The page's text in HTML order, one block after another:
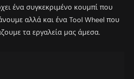
ένα συγκεκριμένο κουμπί που
αλλά και ένα Tool Wheel που
τα εργαλεία μας άμεσα.